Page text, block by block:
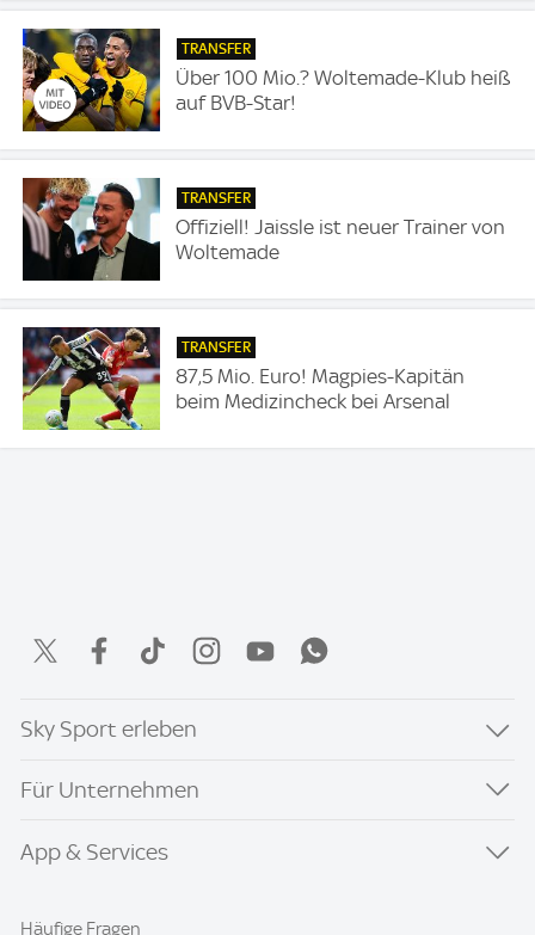
TRANSFER
Über 100 Mio.? Woltemade-Klub heiß
auf BVB-Star!
TRANSFER
Offiziell! Jaissle ist neuer Trainer von
Woltemade
TRANSFER
87,5 Mio. Euro! Magpies-Kapitän
beim Medizincheck bei Arsenal
Sky Sport erleben
Für Unternehmen
App & Services
Häufige Fragen